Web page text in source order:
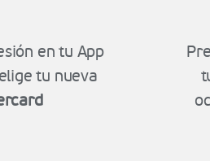
en tu App
tu nueva